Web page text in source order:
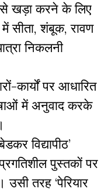
खड़ा करने के लिए
सीता, शंबूक, रावण
निकलनी
कार्यों पर आधारित
में अनुवाद करके
विद्यापीठ’
पुस्तकों पर
तरह ‘पेरियार